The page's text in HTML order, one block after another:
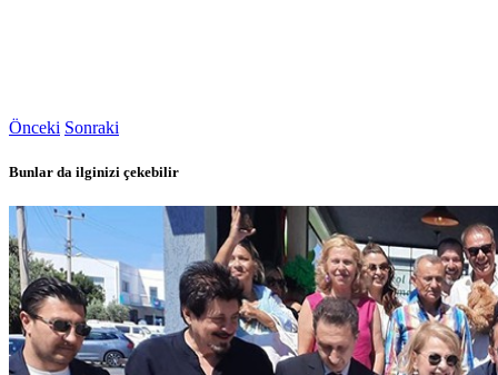
Önceki Sonraki
Bunlar da ilginizi çekebilir